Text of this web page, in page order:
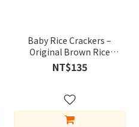
Baby Rice Crackers –
Original Brown Rice
Crackers (35g)
NT$135